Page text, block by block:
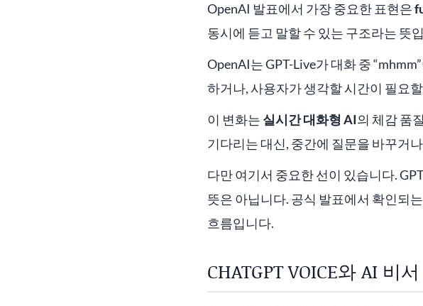
OpenAI 발표에서 가장 중요한 표현은
동시에 듣고 말할 수 있는 구조라는 뜻
OpenAI는 GPT-Live가 대화 중
하거나, 사용자가 생각할 시간이 필요
이 변화는 실시간 대화형 AI의 체감 품
기다리는 대신, 중간에 질문을 바꾸거
다만 여기서 중요한 선이 있습니다.
뜻은 아닙니다. 공식 발표에서 확인되
흐름입니다.
CHATGPT VOICE와 AI 비